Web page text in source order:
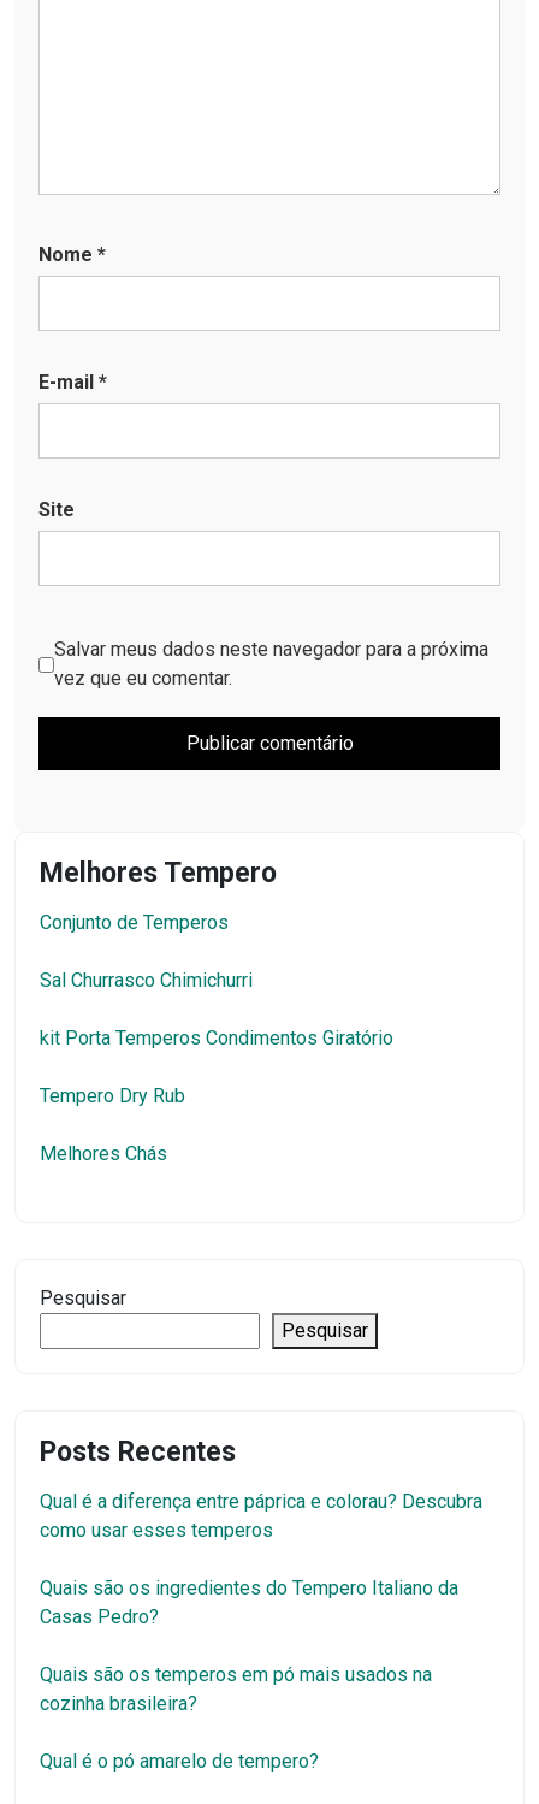
Nome *
E-mail *
Site
Salvar meus dados neste navegador para a próxima
vez que eu comentar.
Melhores Tempero
Conjunto de Temperos
Sal Churrasco Chimichurri
kit Porta Temperos Condimentos Giratório
Tempero Dry Rub
Melhores Chás
Pesquisar
Pesquisar
Posts Recentes
Qual é a diferença entre páprica e colorau? Descubra
como usar esses temperos
Quais são os ingredientes do Tempero Italiano da
Casas Pedro?
Quais são os temperos em pó mais usados na
cozinha brasileira?
Qual é o pó amarelo de tempero?